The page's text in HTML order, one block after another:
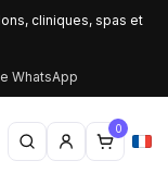
cliniques, spas et
WhatsApp
0